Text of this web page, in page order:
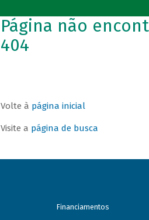
Página não
404
Volte à página inicial
Visite a página de busca
Financiamentos